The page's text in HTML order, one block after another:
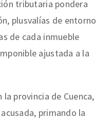
tributaria pondera
plusvalías de entorno
de cada inmueble
ajustada a la
la provincia de Cuenca,
primando la